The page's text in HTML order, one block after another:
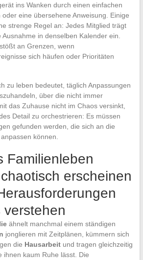
ins Wanken durch einen einfachen
eine übersehene Anweisung. Einige
strenge Regel an: Jedes Mitglied trägt
in denselben Kalender ein.
an Grenzen, wenn
sich häufen oder Prioritäten
zu leben bedeutet, täglich Anpassungen
über die nicht immer
das Zuhause nicht im Chaos versinkt,
Detail zu orchestrieren: Es müssen
gefunden werden, die sich an die
können.
Familienleben
erscheinen
verstehen
ähnelt manchmal einem ständigen
jonglieren mit Zeitplänen, kümmern sich
die Hausarbeitund tragen gleichzeitig
ihnen kaum Ruhe lässt. Die